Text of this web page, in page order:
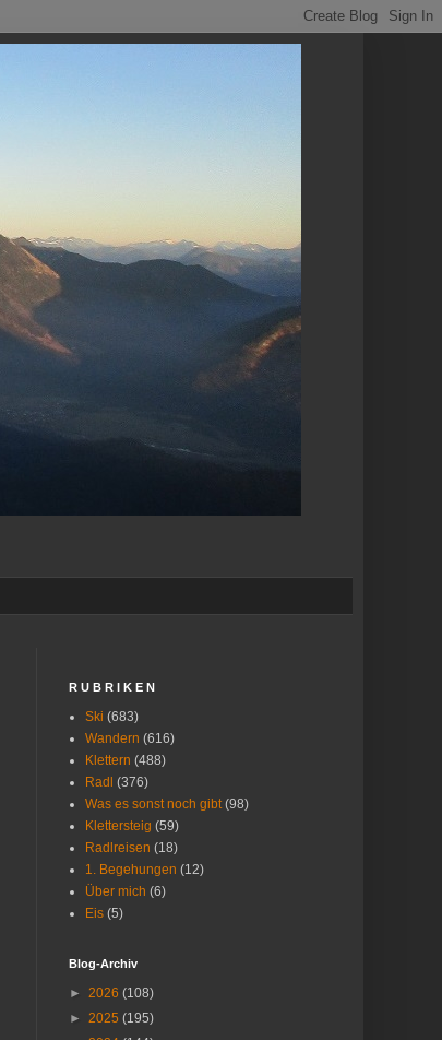
R U B R I K E N
Ski (683)
Wandern (616)
Klettern (488)
Radl (376)
Was es sonst noch gibt (98)
Klettersteig (59)
Radlreisen (18)
1. Begehungen (12)
Über mich (6)
Eis (5)
Blog-Archiv
► 2026 (108)
► 2025 (195)